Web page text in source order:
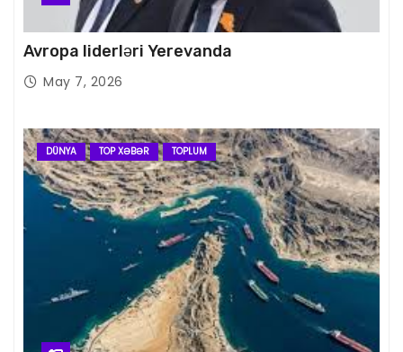
Avropa liderləri Yerevanda
May 7, 2026
DÜNYA TOP XƏBƏR TOPLUM